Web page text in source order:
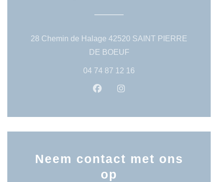
28 Chemin de Halage 42520 SAINT PIERRE
DE BOEUF((opent in een nieuw
04 74 87 12 16
Facebook ((opent in een
Neem contact met ons
op